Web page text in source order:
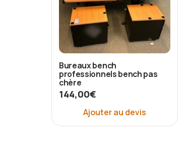
Bureaux bench
professionnels bench pas
chère
144,00€
Ajouter au devis